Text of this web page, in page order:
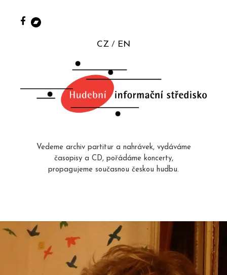
CZ EN
Vedeme archiv partitur a nahrávek, vydáváme
časopisy a CD, pořádáme koncerty,
propagujeme současnou českou hudbu.